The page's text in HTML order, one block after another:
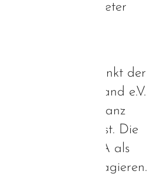
sieht sich als Vertreter
verlinkt der
Deutschland e.V.
Person, die ganz
zuzurechnen ist. Die
ist es, ABA als
Autisten zu propagieren.